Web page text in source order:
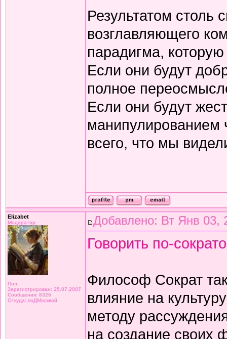
Результатом столь
возглавляющего
парадигма,
Если они будут
полное
Если они будут
манипулированием
всего, что мы
Elizabet
Модератор
Пол:
Зарегистрирован: 25.07.2007
Сообщения: 8326
Откуда: поДМосквой
Добавлено: Вт Янв 03,
Говорить по-
Философ Сократ
влияние на
методу
на создание своих